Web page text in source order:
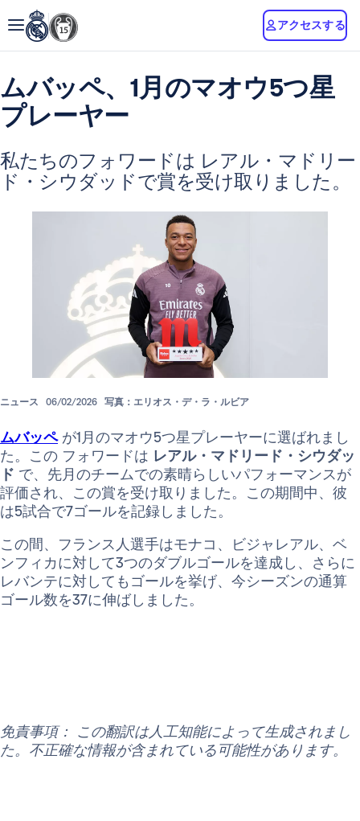
アクセスする
ムバッペ、1月のマオウ5つ星
プレーヤー
私たちのフォワードは レアル・マドリー
ド・シウダッドで賞を受け取りました。
ニュース 06/02/2026 写真：エリオス・デ・ラ・ルビア
ムバッペ が1月のマオウ5つ星プレーヤーに選ばれまし
た。この フォワードは レアル・マドリード・シウダッ
ド で、先月のチームでの素晴らしいパフォーマンスが
評価され、この賞を受け取りました。この期間中、彼
は5試合で7ゴールを記録しました。
この間、フランス人選手はモナコ、ビジャレアル、ベ
ンフィカに対して3つのダブルゴールを達成し、さらに
レバンテに対してもゴールを挙げ、今シーズンの通算
ゴール数を37に伸ばしました。
免責事項： この翻訳は人工知能によって生成されまし
た。不正確な情報が含まれている可能性があります。